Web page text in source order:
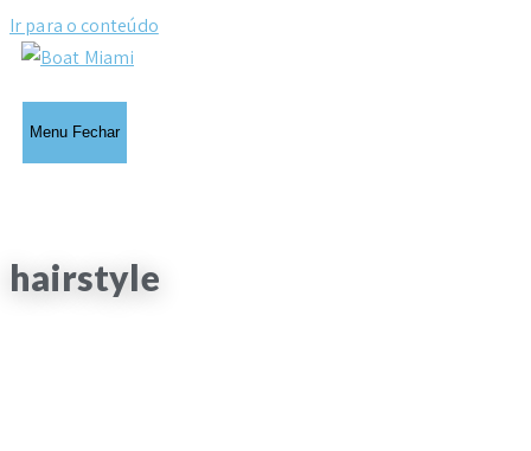
Ir para o conteúdo
Menu Fechar
hairstyle